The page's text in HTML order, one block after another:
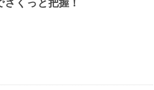
さくっと把握！